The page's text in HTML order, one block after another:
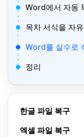
Word에서 자동
목차 서식을 자
Word를 실수로
정리
한글 파일 복구
엑셀 파일 복구